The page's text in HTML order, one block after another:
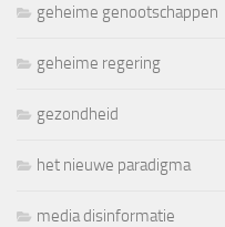
geheime genootschappen
geheime regering
gezondheid
het nieuwe paradigma
media disinformatie